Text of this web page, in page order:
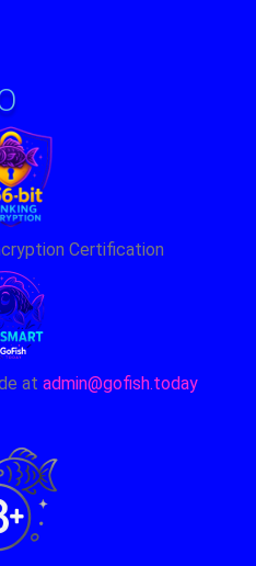
Certification
at admin@gofish.today